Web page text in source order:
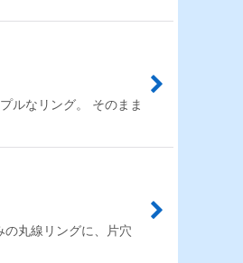
ルなリング。 そのまま
丸線リングに、片穴